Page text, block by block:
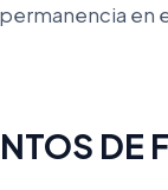
en
DE